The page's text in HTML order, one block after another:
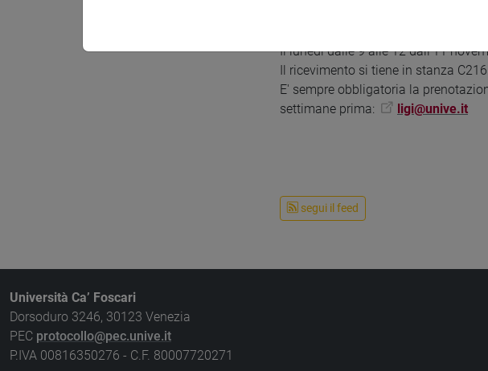
il martedì dalle 9 alle 12 - da
Il lunedì dalle 9 alle 12 dall'11
Il ricevimento si tiene in stanza
E' sempre obbligatoria la
settimane prima:
ligi@unive.it
segui il feed
Università Ca’ Foscari
Dorsoduro 3246, 30123 Venezia
PEC protocollo@pec.unive.it
P.IVA 00816350276 - C.F. 80007720271